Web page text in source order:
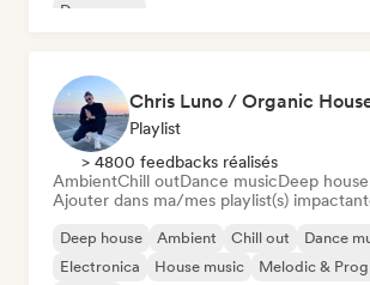
Dream pop
Chris Luno / Organic
Playlist
> 4800 feedbacks réalisés
AmbientChill outDance musicDeep house
Ajouter dans ma/mes playlist(s)
Deep house Ambient Chill out
Dance
Electronica
House music
Melodic &